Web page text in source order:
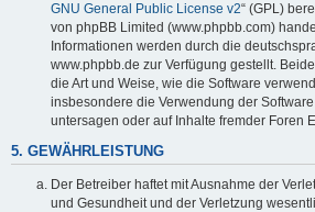
GNU General Public License v2“ (GPL)
von phpBB Limited (www.phpbb.com)
Informationen werden durch die
www.phpbb.de zur Verfügung gestellt.
die Art und Weise, wie die Software
insbesondere die Verwendung der
untersagen oder auf Inhalte fremder Foren
5. GEWÄHRLEISTUNG
Der Betreiber haftet mit Ausnahme der
und Gesundheit und der Verletzung